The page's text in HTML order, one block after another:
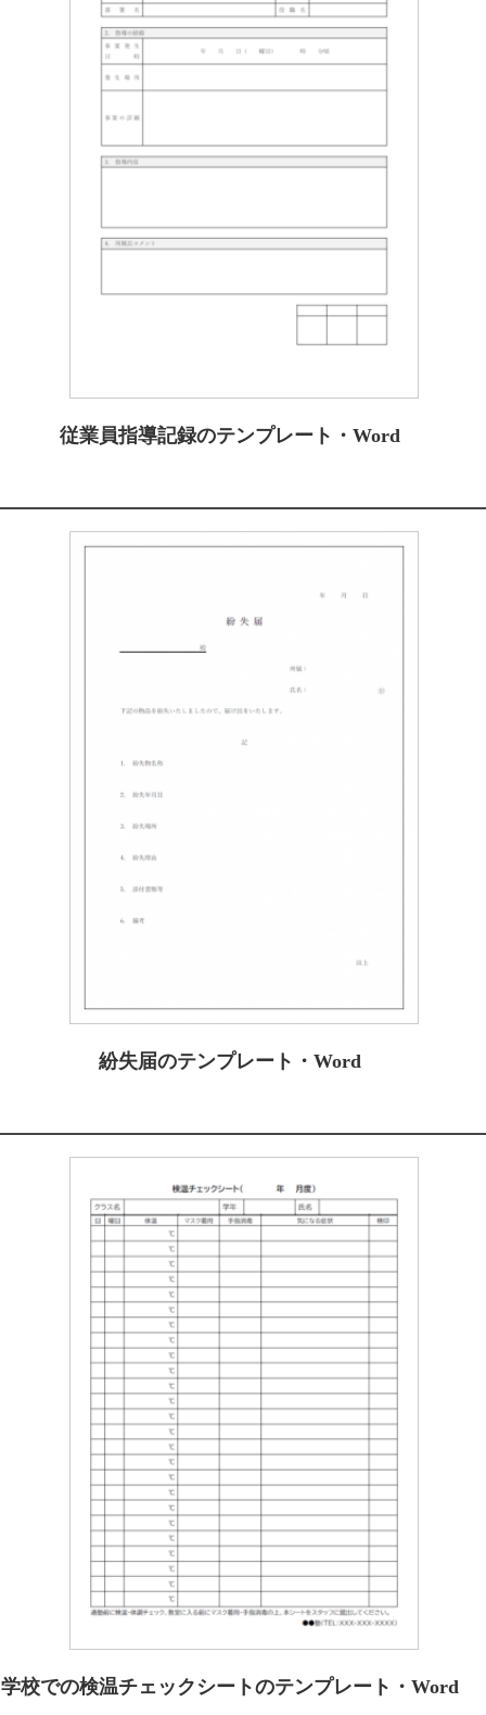
従業員指導記録のテンプレート・Word
紛失届のテンプレート・Word
学校での検温チェックシートのテンプレート・Word